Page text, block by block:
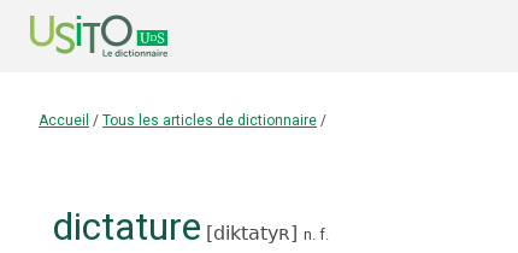
Accueil / Tous les articles de dictionnaire /
dictature [diktatyʀ] n. f.